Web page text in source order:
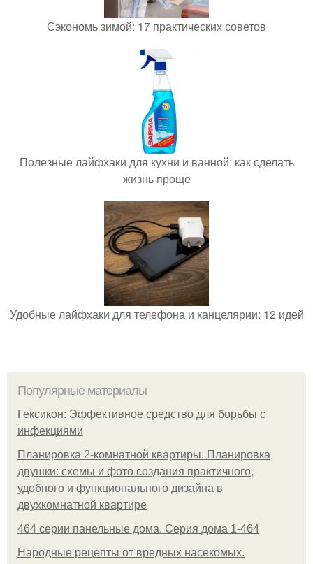
Сэкономь зимой: 17 практических советов
Полезные лайфхаки для кухни и ванной: как сделать
жизнь проще
Удобные лайфхаки для телефона и канцелярии: 12 идей
Популярные материалы
Гексикон: Эффективное средство для борьбы с
инфекциями
Планировка 2-комнатной квартиры. Планировка
двушки: схемы и фото создания практичного,
удобного и функционального дизайна в
двухкомнатной квартире
464 серии панельные дома. Серия дома 1-464
Народные рецепты от вредных насекомых.